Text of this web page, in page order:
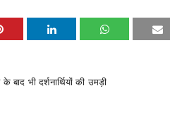
बाद भी दर्शनार्थियों की उमड़ी